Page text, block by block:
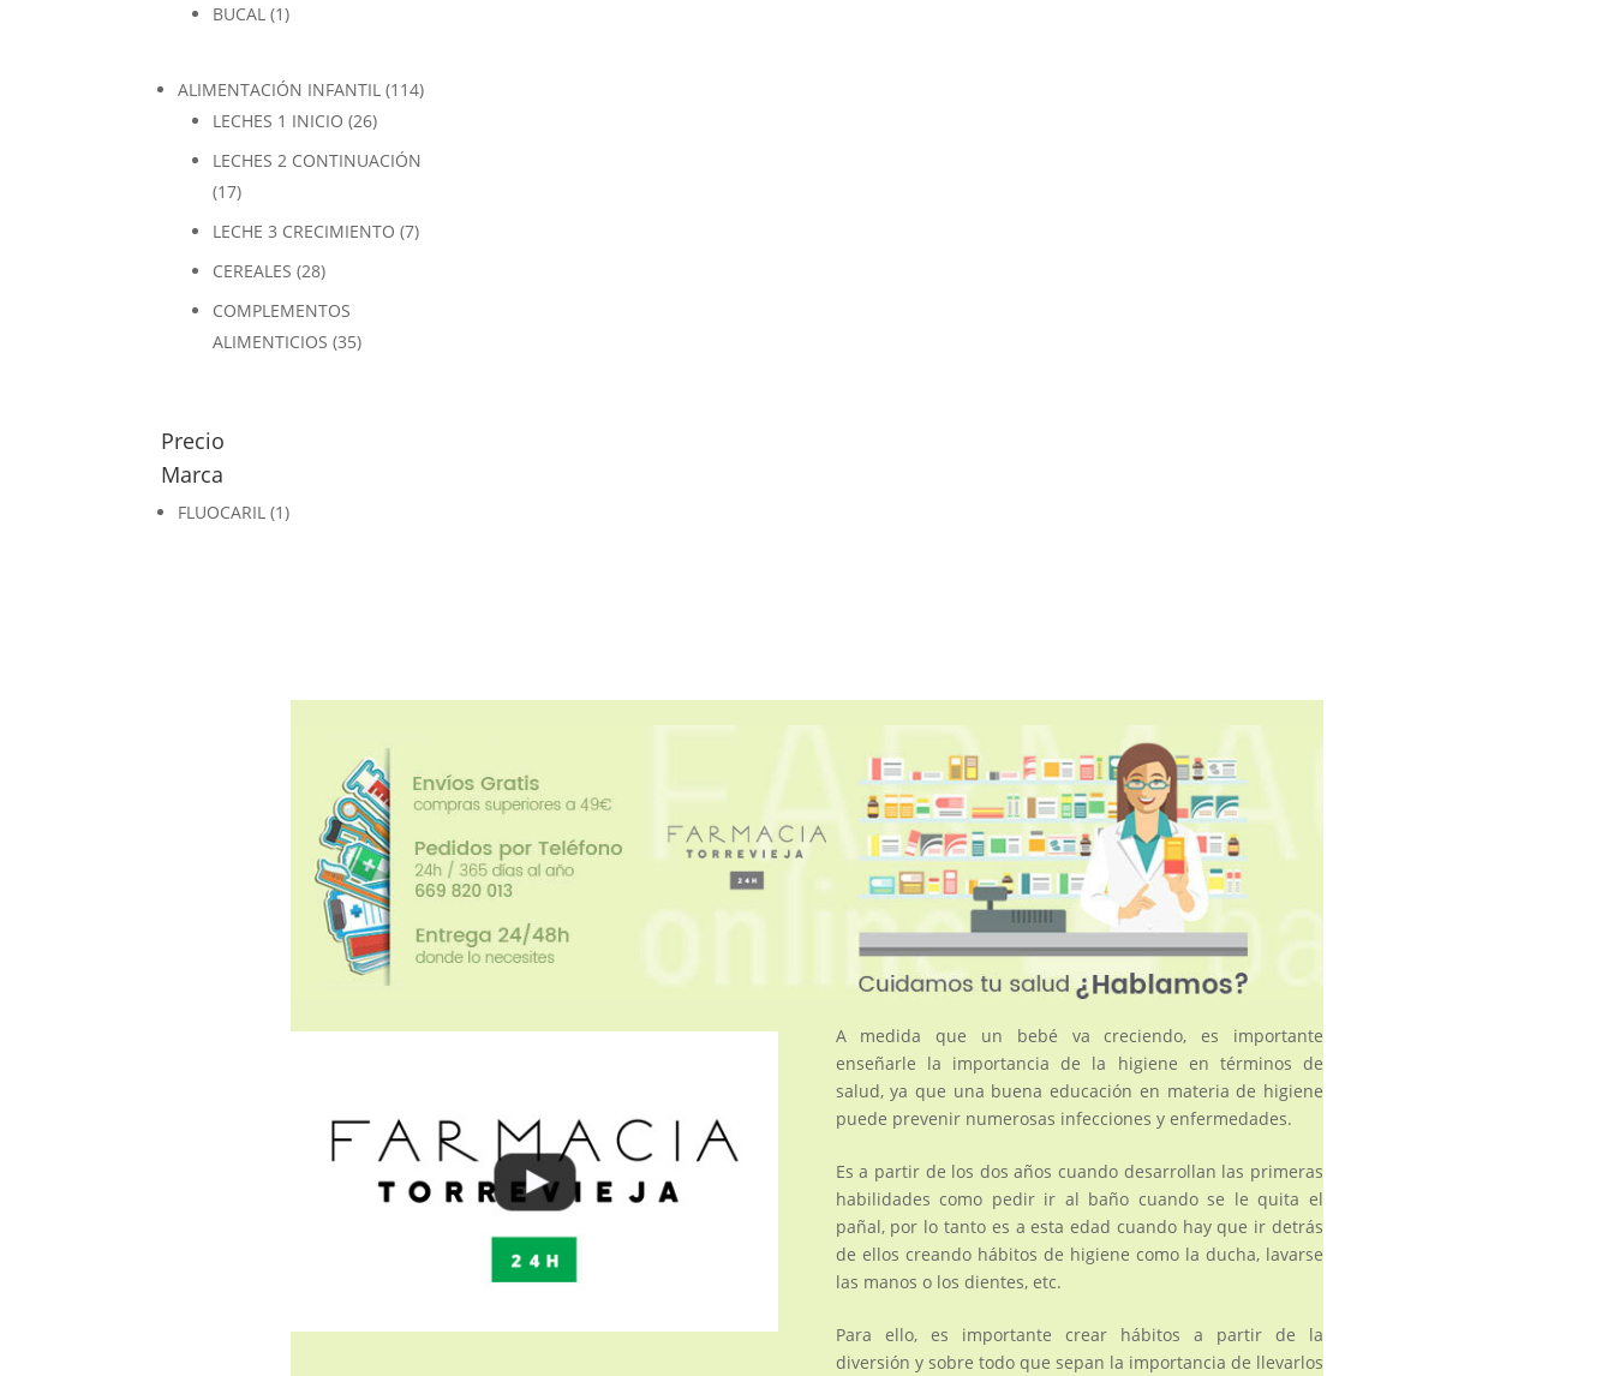
BUCAL(1)
ALIMENTACIÓN INFANTIL(114)
LECHES 1 INICIO(26)
LECHES 2 CONTINUACIÓN
(17)
LECHE 3 CRECIMIENTO(7)
CEREALES(28)
COMPLEMENTOS
ALIMENTICIOS(35)
Precio
Marca
FLUOCARIL(1)
A medida que un bebé va creciendo, es importante
enseñarle la importancia de la higiene en términos de
salud, ya que una buena educación en materia de higiene
puede prevenir numerosas infecciones y enfermedades.
Es a partir de los dos años cuando desarrollan las primeras
habilidades como pedir ir al baño cuando se le quita el
pañal, por lo tanto es a esta edad cuando hay que ir detrás
de ellos creando hábitos de higiene como la ducha, lavarse
las manos o los dientes, etc.
Para ello, es importante crear hábitos a partir de la
diversión y sobre todo que sepan la importancia de llevarlos